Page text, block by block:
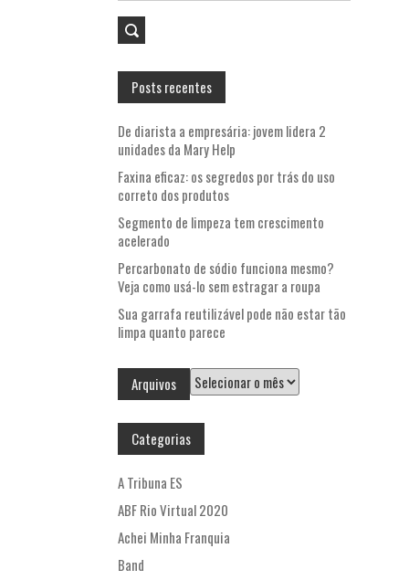
por:
Posts recentes
De diarista a empresária: jovem lidera 2
unidades da Mary Help
Faxina eficaz: os segredos por trás do uso
correto dos produtos
Segmento de limpeza tem crescimento
acelerado
Percarbonato de sódio funciona mesmo?
Veja como usá-lo sem estragar a roupa
Sua garrafa reutilizável pode não estar tão
limpa quanto parece
Arquivos Arquivos
Categorias
A Tribuna ES
ABF Rio Virtual 2020
Achei Minha Franquia
Band